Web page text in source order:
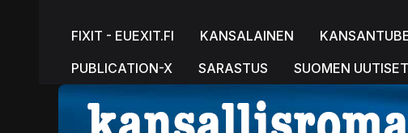
FIXIT - EUEXIT.FI KANSALAINEN
PUBLICATION-X
SARASTUS SUOMEN UUTISET